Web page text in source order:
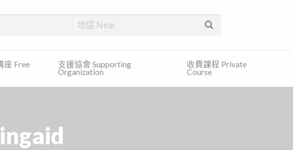
座 Free
支援協會 Supporting
Organization
收費課程 Private
Course